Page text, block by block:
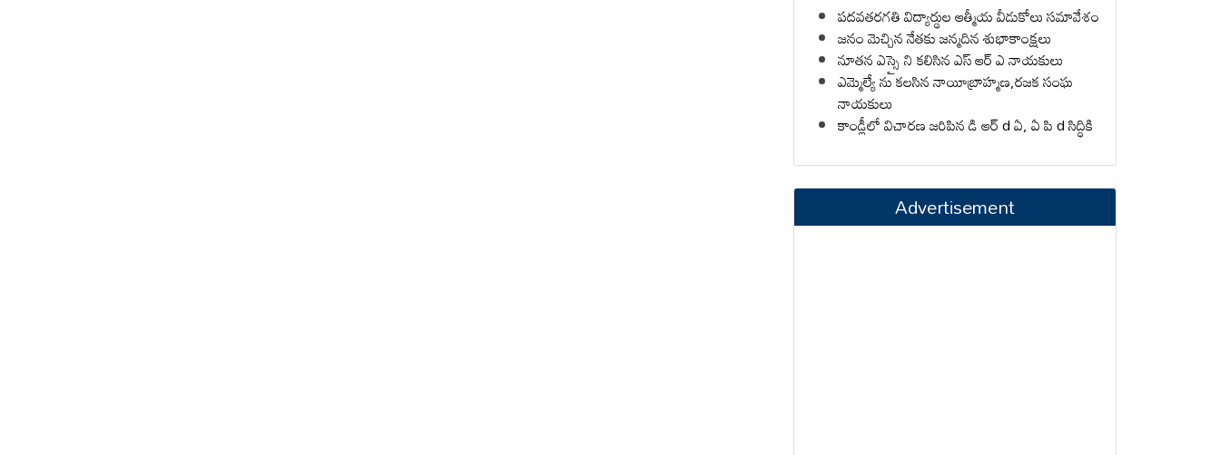
పదవతరగతి విద్యార్థుల ఆత్మీయ వీడుకోలు సమావేశం
జనం మెచ్చిన నేతకు జన్మదిన శుభాకాంక్షలు
నూతన ఎస్సై ని కలిసిన ఎస్ ఆర్ ఎ నాయకులు
ఎమ్మెల్యే ను కలసిన నాయీబ్రాహ్మణ,రజక సంఘ
నాయకులు
కాండ్లీలో విచారణ జరిపిన డి ఆర్ d ఏ, ఏ పి d సిద్ధికి
Advertisement